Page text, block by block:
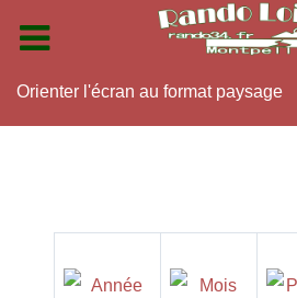
Orienter l'écran au format paysage